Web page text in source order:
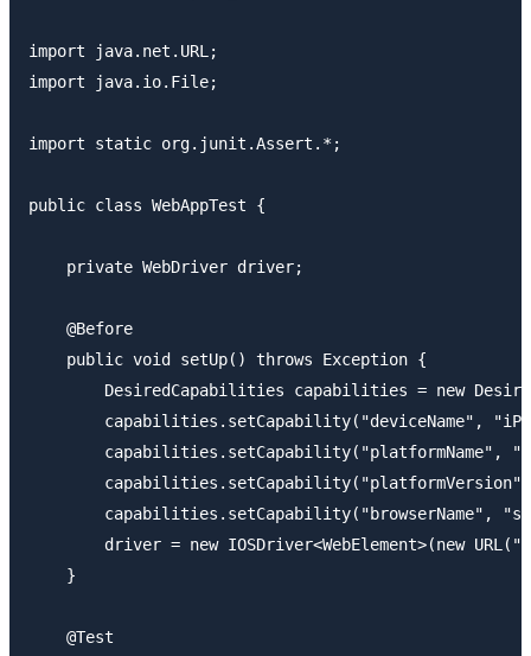
import java.net.URL;
import java.io.File;
import static org.junit.Assert.*;
public class WebAppTest {
    private WebDriver driver;
    @Before
    public void setUp() throws Exception {
DesiredCapabilities capabilities = new
capabilities.setCapability("deviceName",
capabilities.setCapability("platformName",
capabilities.setCapability("browserName",
driver = new IOSDriver<WebElement>(new
    }
    @Test